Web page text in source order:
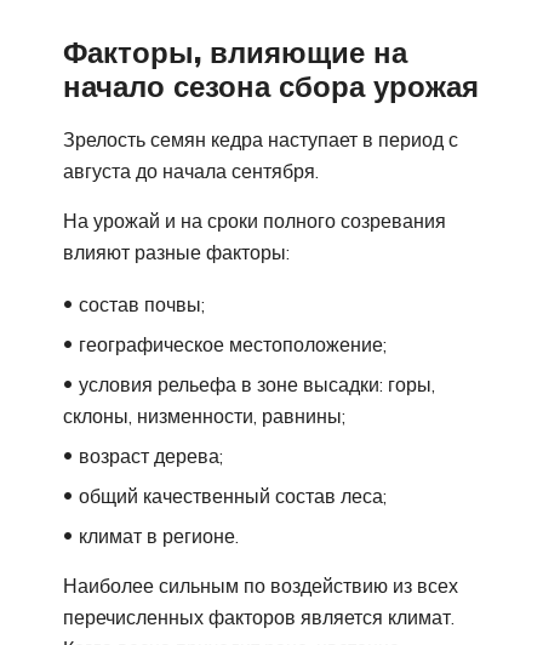
Факторы, влияющие на
начало сезона сбора урожая
Зрелость семян кедра наступает в период с
августа до начала сентября.
На урожай и на сроки полного созревания
влияют разные факторы:
состав почвы;
географическое местоположение;
условия рельефа в зоне высадки: горы,
склоны, низменности, равнины;
возраст дерева;
общий качественный состав леса;
климат в регионе.
Наиболее сильным по воздействию из всех
перечисленных факторов является климат.